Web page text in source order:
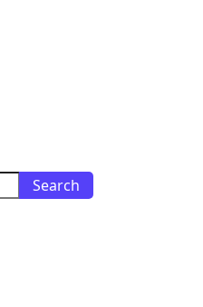
Search